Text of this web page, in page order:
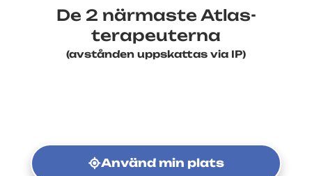
De 2 närmaste Atlas-
terapeuterna
(avstånden uppskattas via IP)
Använd min plats